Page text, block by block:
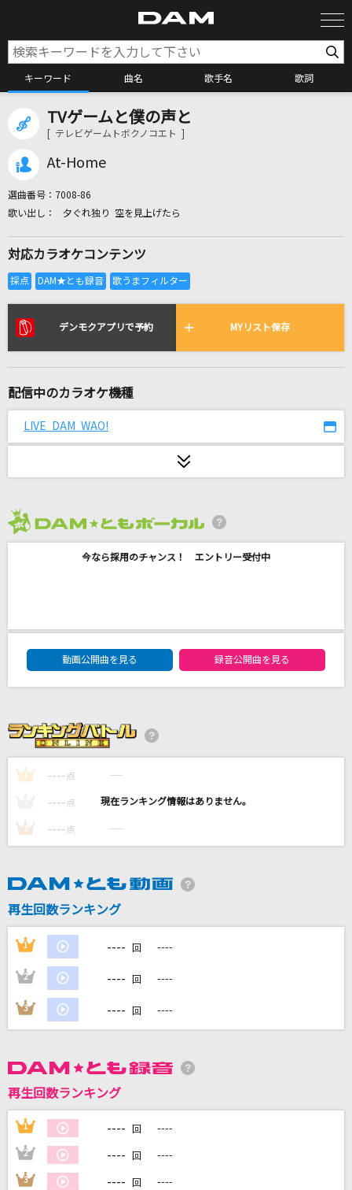
キーワード 曲名 歌手名 歌詞
カラオケ検索
全国りれき
リアルタイムで歌われている曲の一覧
ブリキノダンス
狂気沈殿
Mrs. GREEN APPLE
忘れないから
GACKT(Gackt)
花束
スキマスイッチ
カラオケ最新情報をチェック！
TVゲームと僕の声と
[ テレビゲームトボクノコエト ]
At-Home
選曲番号： 7008-86
夕ぐれ独り 空を見上げたら
対応カラオケコンテンツ
デンモクアプリで予約 MYリスト保存
配信中のカラオケ機種
LIVE DAM WAO!
今なら採用のチャンス！ エントリー受付中
DAM★ともボーカルエントリーランキング
動画公開曲を見る
録音公開曲を見る
1 ---- 点 ----
---- 点 ----
3 ---- 点 ----
再生回数ランキング
1 ---- 回 ----
2 ---- 回 ----
3 ---- 回 ----
再生回数ランキング
1 ---- 回 ----
2 ---- 回 ----
3 ---- 回 ----